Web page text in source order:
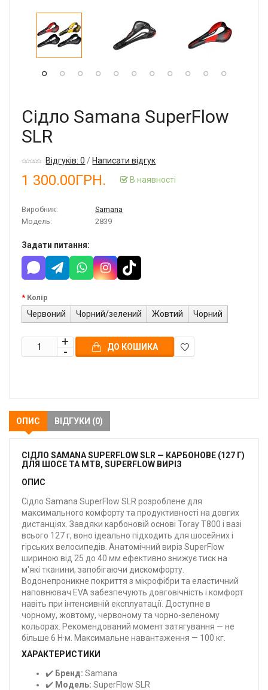
Сідло Samana SuperFlow
SLR
Відгуків: 0 /Написати відгук
1 300.00ГРН. В наявності
Виробник:
Samana
Модель:
2839
Задати питання:
Колір
Червоний Чорний/зелений Жовтий Чорний
ДО КОШИКА
ОПИС ВІДГУКИ (0)
СІДЛО SAMANA SUPERFLOW SLR — КАРБОНОВЕ (127 Г)
ДЛЯ ШОСЕ ТА MTB, SUPERFLOW ВИРІЗ
ОПИС
Сідло Samana SuperFlow SLR розроблене для
максимального комфорту та продуктивності на довгих
дистанціях. Завдяки карбоновій основі Toray T800 і вазі
всього 127 г, воно ідеально підходить для шосейних і
гірських велосипедів. Анатомічний виріз SuperFlow
шириною від 25 до 40 мм ефективно знижує тиск на
м'які тканини, запобігаючи дискомфорту.
Водонепроникне покриття з мікрофібри та еластичний
наповнювач EVA забезпечують довговічність і комфорт
навіть при інтенсивній експлуатації. Доступне в
чорному, жовтому, червоному та чорно-зеленому
кольорах. Рекомендований момент затягування — не
більше 6 Н·м. Максимальне навантаження — 100 кг.
ХАРАКТЕРИСТИКИ
✔️ Бренд: Samana
✔️ Модель: SuperFlow SLR